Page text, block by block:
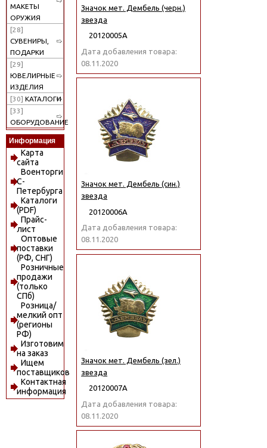
МАКЕТЫ
ОРУЖИЯ
[28]
СУВЕНИРЫ,
ПОДАРКИ
[29]
ЮВЕЛИРНЫЕ
ИЗДЕЛИЯ
[30] КАТАЛОГИ
[33]
ОБОРУДОВАНИЕ
Информация
Карта
сайта
Военторги
С-
Петербурга
Каталоги
(PDF)
Прайс-
лист
Оптовые
поставки
(РФ, СНГ)
Розничные
продажи
(только
СПб)
Розница/
мелкий опт
(регионы
РФ)
Изготовим
на заказ
Ищем
поставщиков
Контактная
информация
Значок мет. Дембель (черн.)
звезда
20120005А
Дата добавления товара:
08.11.2020
Значок мет. Дембель (син.)
звезда
20120006А
Дата добавления товара:
08.11.2020
Значок мет. Дембель (зел.)
звезда
20120007А
Дата добавления товара:
08.11.2020